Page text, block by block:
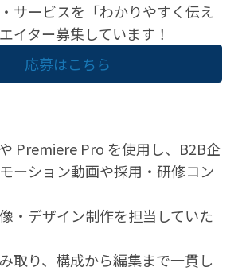
サービスを「わかりやすく伝え
イター募集しています！
応募はこちら
Premiere Pro を使用し、B2B企
ーション動画や採用・研修コン
・デザイン制作を担当していた
取り、構成から編集まで一貫し